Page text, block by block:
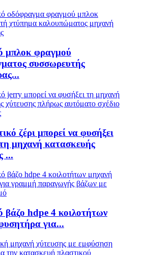
μπλοκ φραγμού
συσσωρευτής
ζέρι μπορεί να φυσήξει
μηχανή κατασκευής
...
βάζο hdpe 4 κοιλοτήτων
για...